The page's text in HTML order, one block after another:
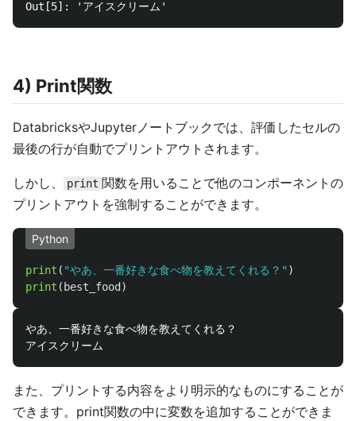
4) Print関数
DatabricksやJupyterノートブックでは、評価したセルの
最後の行が自動でプリントアウトされます。
しかし、 print 関数を用いることで他のコンポーネントの
プリントアウトを強制することができます。
Python
print ( "やあ、一番好きな食べ物を教えてくれる？ " )
print ( best_food )
やあ、一番好きな食べ物を教えてくれる？
また、プリントする内容をより明示的なものにすることが
できます。print関数の中に変数を追加することができま